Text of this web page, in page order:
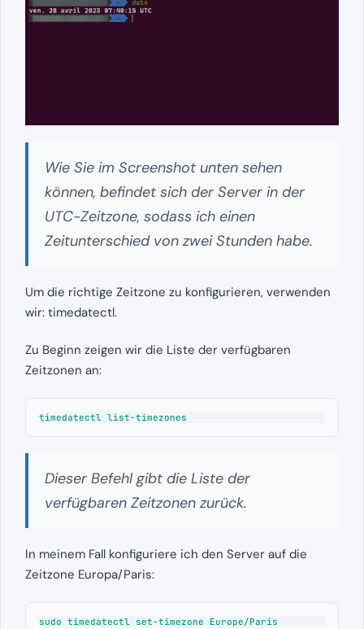
Wie Sie im Screenshot unten sehen
können, befindet sich der Server in der
UTC-Zeitzone, sodass ich einen
Zeitunterschied von zwei Stunden habe.
Um die richtige Zeitzone zu konfigurieren, verwenden
wir: timedatectl.
Zu Beginn zeigen wir die Liste der verfügbaren
Zeitzonen an:
timedatectl list-timezones
Dieser Befehl gibt die Liste der
verfügbaren Zeitzonen zurück.
In meinem Fall konfiguriere ich den Server auf die
Zeitzone Europa/Paris:
sudo timedatectl set-timezone Europe/Paris